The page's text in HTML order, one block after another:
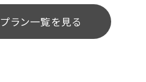
ラン一覧を見る